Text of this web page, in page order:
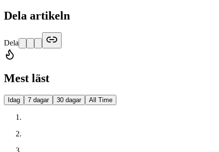
Dela artikeln
Dela
Mest läst
Idag 7 dagar 30 dagar All Time